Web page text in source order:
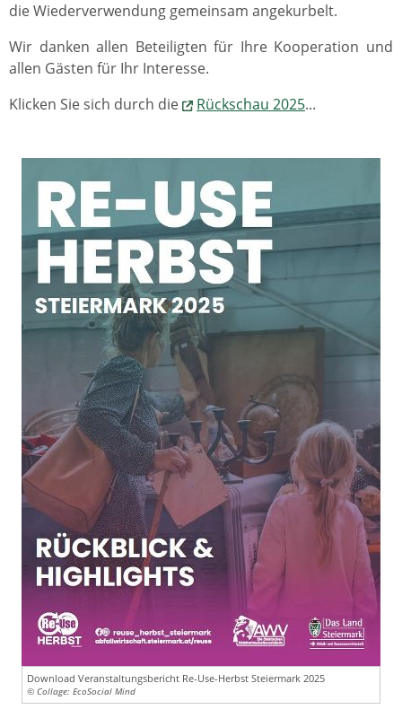
die Wiederverwendung gemeinsam angekurbelt.
Wir danken allen Beteiligten für Ihre Kooperation und
allen Gästen für Ihr Interesse.
Klicken Sie sich durch die
Rückschau 2025...
Download Veranstaltungsbericht Re-Use-Herbst Steiermark 2025
© Collage: EcoSocial Mind